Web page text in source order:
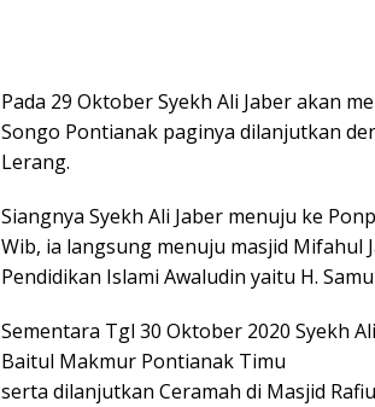
Pada 29 Oktober Syekh Ali Jaber akan
Songo Pontianak paginya dilanjutkan
Lerang.
Siangnya Syekh Ali Jaber menuju ke
Wib, ia langsung menuju masjid Mifahul
Pendidikan Islami Awaludin yaitu H.
Sementara Tgl 30 Oktober 2020 Syekh
Baitul Makmur Pontianak Timu
serta dilanjutkan Ceramah di Masjid